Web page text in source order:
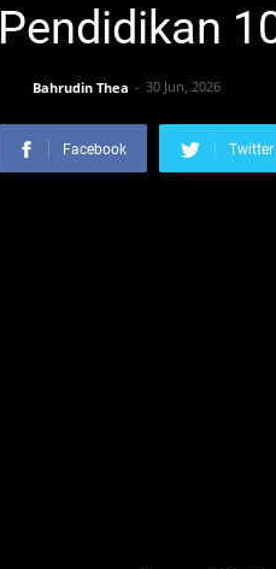
Pendidikan
Bahrudin Thea 30 Jun, 2026
Facebook Twitter